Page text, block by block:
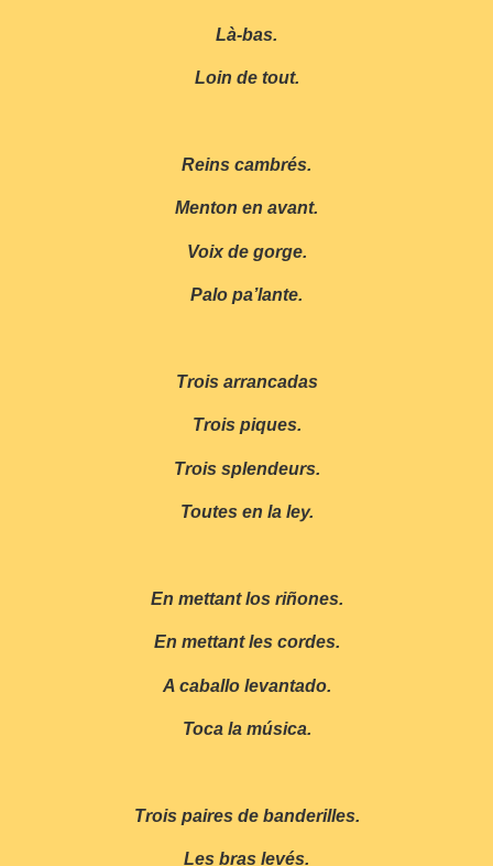
Là-bas.
Loin de tout.
Reins cambrés.
Menton en avant.
Voix de gorge.
Palo pa’lante.
Trois arrancadas
Trois piques.
Trois splendeurs.
Toutes en la ley.
En mettant los riñones.
En mettant les cordes.
A caballo levantado.
Toca la música.
Trois paires de banderilles.
Les bras levés.